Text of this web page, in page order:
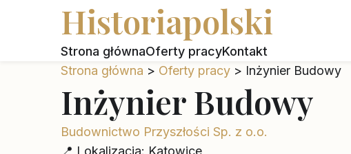
Historiapolski
Strona głównaOferty pracyKontakt
Strona główna > Oferty pracy > Inżynier Budowy
Inżynier Budowy
Budownictwo Przyszłości Sp. z o.o.
📍 Lokalizacja: Katowice